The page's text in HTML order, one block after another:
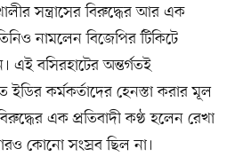
সন্ত্রাসের বিরুদ্ধের আর এক
নামলেন বিজেপির টিকিটে
বসিরহাটের অন্তর্গতই
ইডির কর্মকর্তাদের হেনস্তা করার মূল
এক প্রতিবাদী কণ্ঠ হলেন রেখা
কোনো সংস্রব ছিল না।